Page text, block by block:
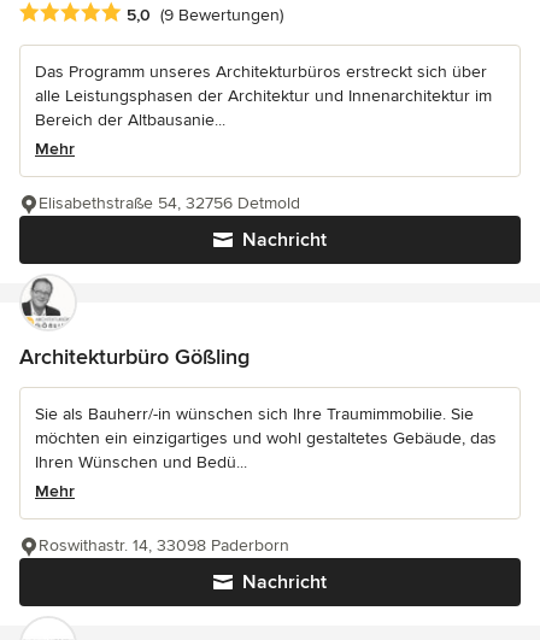
Durchschnittliche Bewertung: 5 von 5 Sternen
5,0 (9 Bewertungen)
Das Programm unseres Architekturbüros erstreckt sich über
alle Leistungsphasen der Architektur und Innenarchitektur im
Bereich der Altbausanie...
Mehr
Nachricht
Elisabethstraße 54, 32756 Detmold
Architekturbüro Gößling
Sie als Bauherr/-in wünschen sich Ihre Traumimmobilie. Sie
möchten ein einzigartiges und wohl gestaltetes Gebäude, das
Ihren Wünschen und Bedü...
Mehr
Nachricht
Roswithastr. 14, 33098 Paderborn